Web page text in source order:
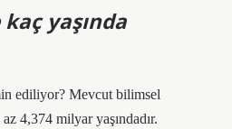
kaç yaşında
ediliyor? Mevcut bilimsel
4,374 milyar yaşındadır.